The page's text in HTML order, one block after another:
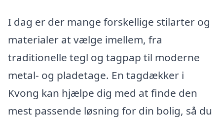
I dag er der mange forskellige stilarter og
materialer at vælge imellem, fra
traditionelle tegl og tagpap til moderne
metal- og pladetage. En tagdækker i
Kvong kan hjælpe dig med at finde den
mest passende løsning for din bolig, så du